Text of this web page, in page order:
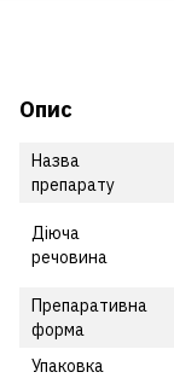
Опис
Назва
препарату
Діюча
речовина
Препаративна
форма
Упаковка